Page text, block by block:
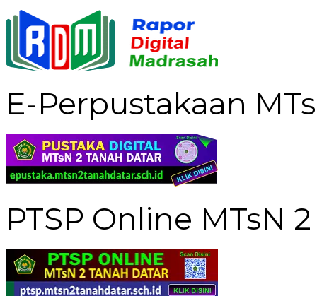
E-Perpustakaan
PTSP Online MTsN